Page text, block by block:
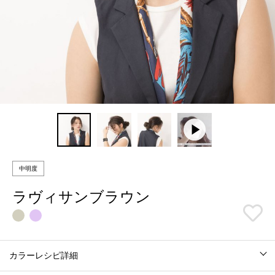
中明度
ラヴィサンブラウン
カラーレシピ詳細